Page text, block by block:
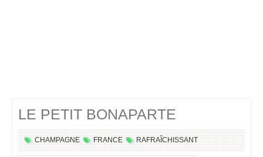
LE PETIT BONAPARTE
CHAMPAGNE FRANCE RAFRAÎCHISSANT